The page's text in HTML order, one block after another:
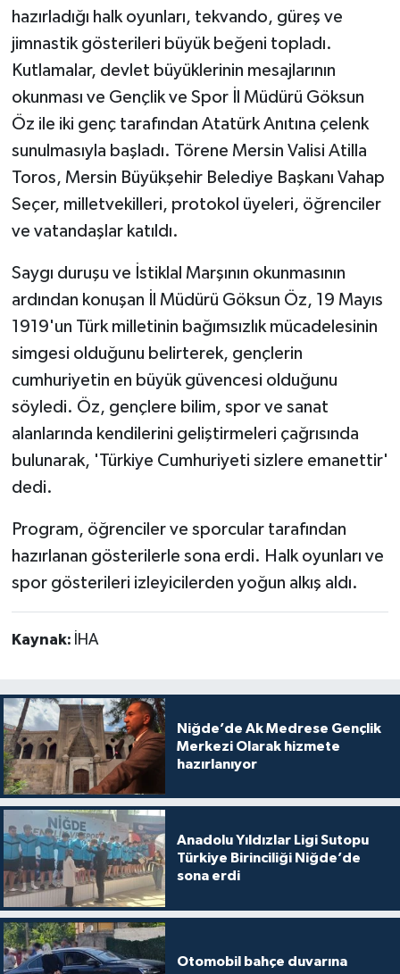
hazırladığı halk oyunları, tekvando, güreş ve
jimnastik gösterileri büyük beğeni topladı.
Kutlamalar, devlet büyüklerinin mesajlarının
okunması ve Gençlik ve Spor İl Müdürü Göksun
Öz ile iki genç tarafından Atatürk Anıtına çelenk
sunulmasıyla başladı. Törene Mersin Valisi Atilla
Toros, Mersin Büyükşehir Belediye Başkanı Vahap
Seçer, milletvekilleri, protokol üyeleri, öğrenciler
ve vatandaşlar katıldı.
Saygı duruşu ve İstiklal Marşının okunmasının
ardından konuşan İl Müdürü Göksun Öz, 19 Mayıs
1919'un Türk milletinin bağımsızlık mücadelesinin
simgesi olduğunu belirterek, gençlerin
cumhuriyetin en büyük güvencesi olduğunu
söyledi. Öz, gençlere bilim, spor ve sanat
alanlarında kendilerini geliştirmeleri çağrısında
bulunarak, 'Türkiye Cumhuriyeti sizlere emanettir'
dedi.
Program, öğrenciler ve sporcular tarafından
hazırlanan gösterilerle sona erdi. Halk oyunları ve
spor gösterileri izleyicilerden yoğun alkış aldı.
Kaynak: İHA
Niğde’de Ak Medrese Gençlik
Merkezi Olarak hizmete
hazırlanıyor
Anadolu Yıldızlar Ligi Sutopu
Türkiye Birinciliği Niğde’de
sona erdi
Otomobil bahçe duvarına